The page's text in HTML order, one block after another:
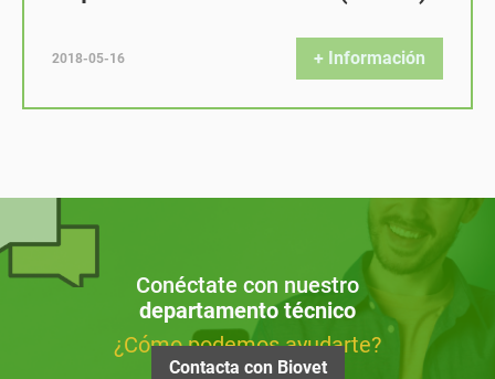
2018-05-16 + Información
Conéctate con nuestro
departamento técnico
¿Cómo podemos ayudarte?
Contacta con Biovet